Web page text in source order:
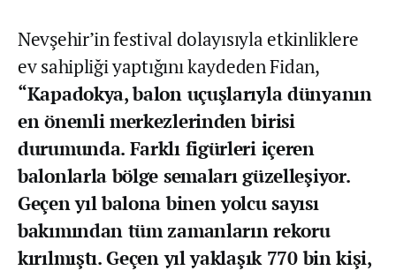
Nevşehir’in festival dolayısıyla etkinliklere
ev sahipliği yaptığını kaydeden Fidan,
“Kapadokya, balon uçuşlarıyla dünyanın
en önemli merkezlerinden birisi
durumunda. Farklı figürleri içeren
balonlarla bölge semaları güzelleşiyor.
Geçen yıl balona binen yolcu sayısı
bakımından tüm zamanların rekoru
kırılmıştı. Geçen yıl yaklaşık 770 bin kişi,